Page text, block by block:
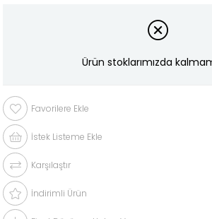
Ürün stoklarımızda
Favorilere Ekle
İstek Listeme Ekle
Karşılaştır
İndirimli Ürün